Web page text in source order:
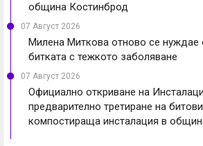
община Костинброд
07 Август 2026
Милена Миткова отново се нуждае
битката с тежкото заболяване
07 Август 2026
Официално откриване на
предварително третиране на
компостираща инсталация в